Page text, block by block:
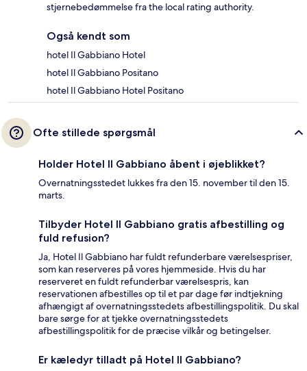
stjernebedømmelse fra the local rating authority.
Også kendt som
hotel Il Gabbiano Hotel
hotel Il Gabbiano Positano
hotel Il Gabbiano Hotel Positano
Ofte stillede spørgsmål
Holder Hotel Il Gabbiano åbent i øjeblikket?
Overnatningsstedet lukkes fra den 15. november til den 15.
marts.
Tilbyder Hotel Il Gabbiano gratis afbestilling og
fuld refusion?
Ja, Hotel Il Gabbiano har fuldt refunderbare værelsespriser,
som kan reserveres på vores hjemmeside. Hvis du har
reserveret en fuldt refunderbar værelsespris, kan
reservationen afbestilles op til et par dage før indtjekning
afhængigt af overnatningsstedets afbestillingspolitik. Du skal
bare sørge for at tjekke overnatningsstedets
afbestillingspolitik for de præcise vilkår og betingelser.
Er kæledyr tilladt på Hotel Il Gabbiano?